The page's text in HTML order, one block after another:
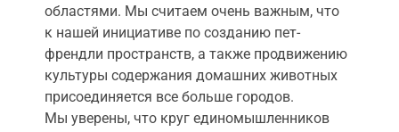
областями. Мы считаем очень важным, что
к нашей инициативе по созданию пет-
френдли пространств, а также продвижению
культуры содержания домашних животных
присоединяется все больше городов.
Мы уверены, что круг единомышленников